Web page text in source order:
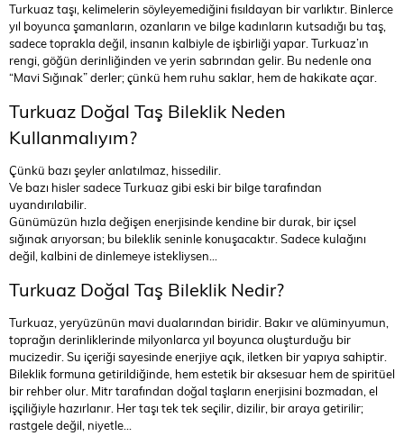
Turkuaz taşı, kelimelerin söyleyemediğini fısıldayan bir varlıktır. Binlerce
yıl boyunca şamanların, ozanların ve bilge kadınların kutsadığı bu taş,
sadece toprakla değil, insanın kalbiyle de işbirliği yapar. Turkuaz’ın
rengi, göğün derinliğinden ve yerin sabrından gelir. Bu nedenle ona
“Mavi Sığınak” derler; çünkü hem ruhu saklar, hem de hakikate açar.
Turkuaz Doğal Taş Bileklik Neden
Kullanmalıyım?
Çünkü bazı şeyler anlatılmaz, hissedilir.
Ve bazı hisler sadece Turkuaz gibi eski bir bilge tarafından
uyandırılabilir.
Günümüzün hızla değişen enerjisinde kendine bir durak, bir içsel
sığınak arıyorsan; bu bileklik seninle konuşacaktır. Sadece kulağını
değil, kalbini de dinlemeye istekliysen...
Turkuaz Doğal Taş Bileklik Nedir?
Turkuaz, yeryüzünün mavi dualarından biridir. Bakır ve alüminyumun,
toprağın derinliklerinde milyonlarca yıl boyunca oluşturduğu bir
mucizedir. Su içeriği sayesinde enerjiye açık, iletken bir yapıya sahiptir.
Bileklik formuna getirildiğinde, hem estetik bir aksesuar hem de spiritüel
bir rehber olur. Mitr tarafından doğal taşların enerjisini bozmadan, el
işçiliğiyle hazırlanır. Her taşı tek tek seçilir, dizilir, bir araya getirilir;
rastgele değil, niyetle…